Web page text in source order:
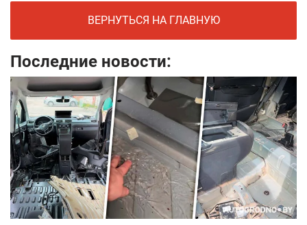
ВЕРНУТЬСЯ НА ГЛАВНУЮ
Последние новости: